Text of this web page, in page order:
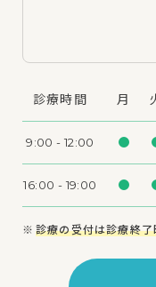
診療時間 月
9:00 - 12:00
16:00 - 19:00
診療の受付は診療終